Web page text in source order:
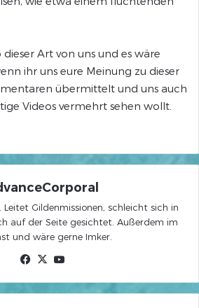
dieser Art von uns und es wäre
ihr uns eure Meinung zu dieser
übermittelt und uns auch
Videos vermehrt sehen wollt.
Leitet Gildenmissionen, schleicht sich in
auf der Seite gesichtet. Außerdem im
und wäre gerne Imker.
Facebook
X